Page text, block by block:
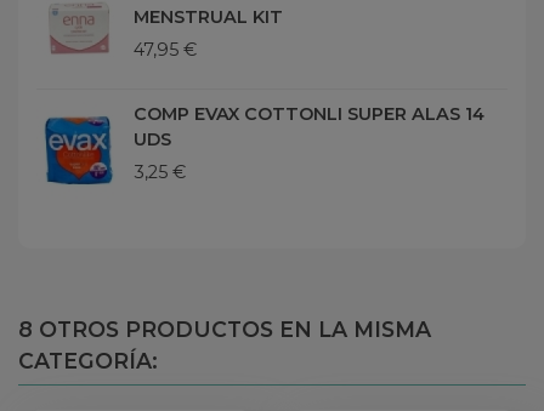
MENSTRUAL KIT
47,95 €
COMP EVAX COTTONLI SUPER ALAS 14
UDS
3,25 €
8 OTROS PRODUCTOS EN LA MISMA
CATEGORÍA: